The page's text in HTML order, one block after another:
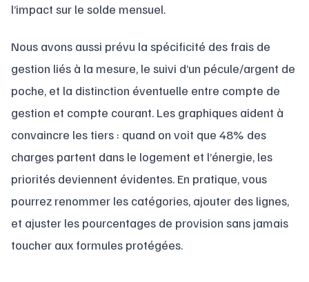
l’impact sur le solde mensuel.
Nous avons aussi prévu la spécificité des frais de
gestion liés à la mesure, le suivi d’un pécule/argent de
poche, et la distinction éventuelle entre compte de
gestion et compte courant. Les graphiques aident à
convaincre les tiers : quand on voit que 48% des
charges partent dans le logement et l’énergie, les
priorités deviennent évidentes. En pratique, vous
pourrez renommer les catégories, ajouter des lignes,
et ajuster les pourcentages de provision sans jamais
toucher aux formules protégées.